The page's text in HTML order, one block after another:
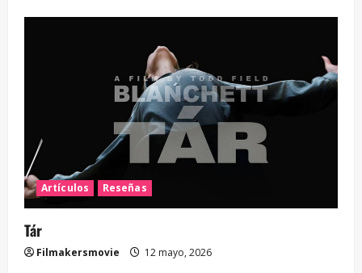
Artículos Reseñas
Tár
Filmakersmovie 12 mayo, 2026